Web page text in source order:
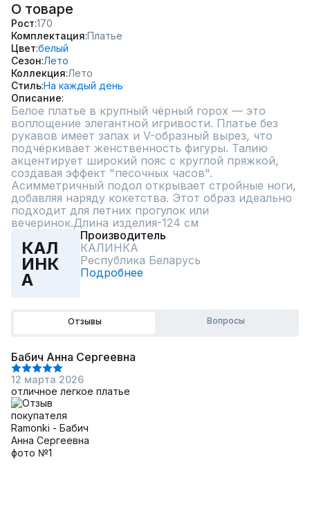
О товаре
Рост 170
Комплектация Платье
Цвет белый
Сезон Лето
Коллекция Лето
СтильНа каждый день
Описание
Белое платье в крупный чёрный горох — это
воплощение элегантной игривости. Платье без
рукавов имеет запах и V-образный вырез, что
подчёркивает женственность фигуры. Талию
акцентирует широкий пояс с круглой пряжкой,
создавая эффект "песочных часов".
Асимметричный подол открывает стройные ноги,
добавляя наряду кокетства. Этот образ идеально
подходит для летних прогулок или
вечеринок.Длина изделия-124 см
КАЛ
ИНК
А
Производитель
КАЛИНКА
Республика Беларусь
Подробнее
Отзывы Вопросы
Бабич Анна Сергеевна
12 марта 2026
отличное легкое платье